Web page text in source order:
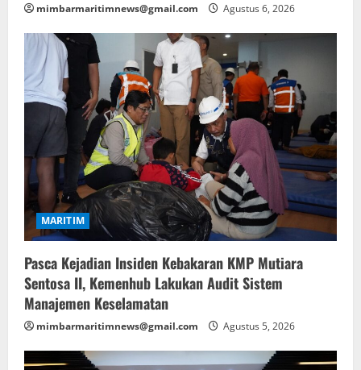
mimbarmaritimnews@gmail.com Agustus 6, 2026
MARITIM
Pasca Kejadian Insiden Kebakaran KMP Mutiara
Sentosa II, Kemenhub Lakukan Audit Sistem
Manajemen Keselamatan
mimbarmaritimnews@gmail.com Agustus 5, 2026